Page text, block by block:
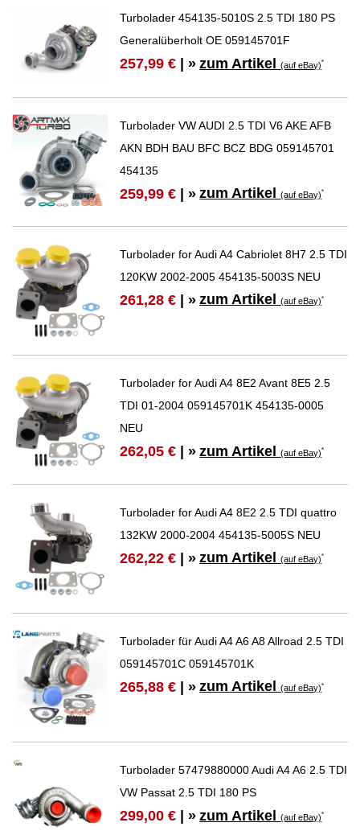
Turbolader 454135-5010S 2.5 TDI 180 PS
Generalüberholt OE 059145701F
257,99 € | » zum Artikel(auf eBay)*
Turbolader VW AUDI 2.5 TDI V6 AKE AFB
AKN BDH BAU BFC BCZ BDG 059145701
454135
259,99 € | » zum Artikel(auf eBay)*
Turbolader for Audi A4 Cabriolet 8H7 2.5 TDI
120KW 2002-2005 454135-5003S NEU
261,28 € | » zum Artikel(auf eBay)*
Turbolader for Audi A4 8E2 Avant 8E5 2.5
TDI 01-2004 059145701K 454135-0005
NEU
262,05 € | » zum Artikel(auf eBay)*
Turbolader for Audi A4 8E2 2.5 TDI quattro
132KW 2000-2004 454135-5005S NEU
262,22 € | » zum Artikel(auf eBay)*
Turbolader für Audi A4 A6 A8 Allroad 2.5 TDI
059145701C 059145701K
265,88 € | » zum Artikel(auf eBay)*
Turbolader 57479880000 Audi A4 A6 2.5 TDI
VW Passat 2.5 TDI 180 PS
299,00 € | » zum Artikel(auf eBay)*